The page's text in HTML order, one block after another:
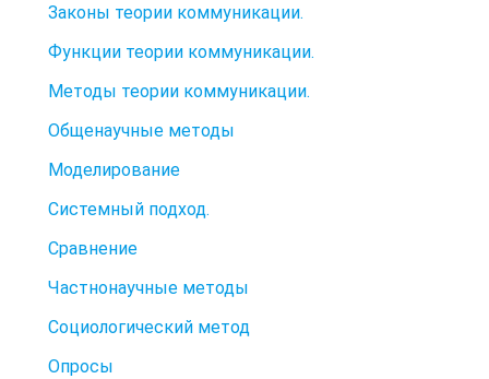
Законы теории коммуникации.
Функции теории коммуникации.
Методы теории коммуникации.
Общенаучные методы
Моделирование
Системный подход.
Сравнение
Частнонаучные методы
Социологический метод
Опросы